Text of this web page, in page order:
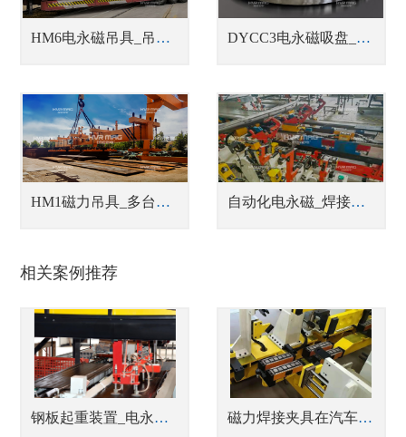
HM6电永磁吊具_吊运多张钢板吊具 DYCC3电永磁吸盘_车床用电永磁吸盘
HM1磁力吊具_多台联吊中厚钢板吊具 自动化电永磁_焊接工装磁力夹具
相关案例推荐
钢板起重装置_电永磁吸盘vs真空吸盘 磁力焊接夹具在汽车焊接固定工装中的应用